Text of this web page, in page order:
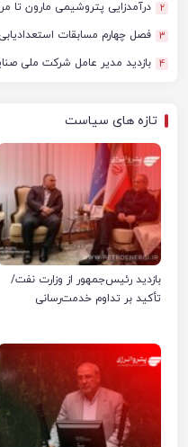
2 درآمدزایی پتروشیمی مارون تا مرز ۵
3 فصل چهارم مسابقات
4 بازدید مدیر عامل شرکت ملی
تازه های سیاست
بازدید رئیس‌جمهور از وزارت نفت/
تأکید بر تداوم خدمت‌رسانی